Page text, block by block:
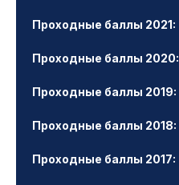
Проходные баллы 2021:
Проходные баллы 2020:
Проходные баллы 2019:
Проходные баллы 2018:
Проходные баллы 2017: